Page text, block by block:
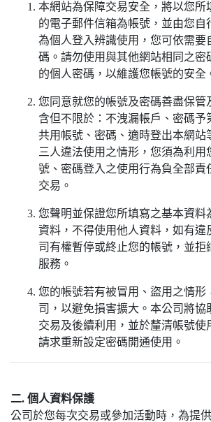
本網站為保障交易安全，將以您所
的電子郵件信箱為帳號，並由您自
為個人登入辨識使用，您可依需要
碼。請勿使用與其他網站相同之密
的個人密碼，以維護您帳號的安全
您同意就您的帳號及密碼善盡保管
含但不限於：不洩漏帳戶、密碼予
共用帳號、密碼、適時登出本網站
三人違法使用之情形，您須為利用
號、密碼登入之使用行為負全部責
交易。
您聲明並保證您所填寫之基本資料
資料，不得使用他人資料，如有違
司有權暫停或終止您的帳號，並拒
服務。
您的帳號若有被冒用、盜用之情形
司，以避免損害擴大。本公司將協
交易及後續利用，並於釐清帳號使
請求重新設定密碼開通使用。
二. 個人資料保護
公司於您每次交易或參加活動時，為提